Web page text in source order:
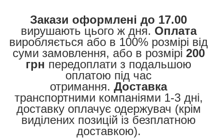
Закази оформлені до 17.00
вирушають цього ж дня. Оплата
виробляється або в 100% розмірі від
суми замовлення, або в розмірі 200
грн передоплати з подальшою
оплатою під час
отримання. Доставка
транспортними компаніями 1-3 дні,
доставку оплачує одержувач (крім
виділених позицій із безплатною
доставкою).